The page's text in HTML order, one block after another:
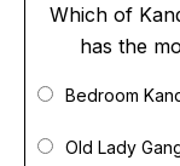
Which of
has the
Bedroom
Old Lady